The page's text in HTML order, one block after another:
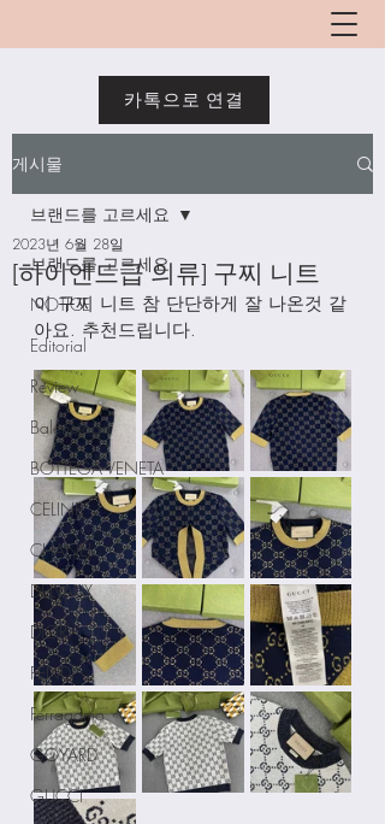
카톡으로 연결
게시물
브랜드를 고르세요
NOTICE
Editorial
Review
Balenciaga
BOTTEGA VENETA
CELINE
CHANEL
DELVAUX
DIOR
FENDI
Ferragamo
GOYARD
GUCCI
브랜드를 고르세요
[하이엔드급 의류] 구찌 니트
2023년 6월 28일
이 구찌 니트 참 단단하게 잘 나온것 같
아요. 추천드립니다.